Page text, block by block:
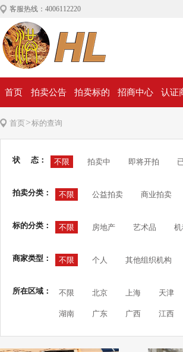
客服热线：4006112220
首页 拍卖公告 拍卖标的 招商中心 认证
首页>标的查询
状 态： 不限 拍卖中 即将开拍
拍卖分类： 不限 公益拍卖 商业拍卖
标的分类： 不限 房地产 艺术品
商家类型： 不限 个人 其他组织机构
所在区域： 不限 北京 上海 天津
湖南 广东 广西 江西